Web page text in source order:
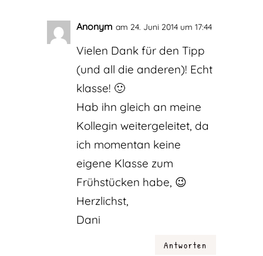
Anonym am 24. Juni 2014 um 17:44
Vielen Dank für den Tipp
(und all die anderen)! Echt
klasse! 🙂
Hab ihn gleich an meine
Kollegin weitergeleitet, da
ich momentan keine
eigene Klasse zum
Frühstücken habe, 😉
Herzlichst,
Dani
Antworten